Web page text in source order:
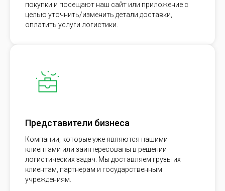
покупки и посещают наш сайт или приложение с
целью уточнить/изменить детали доставки,
оплатить услуги логистики.
Представители бизнеса
Компании, которые уже являются нашими
клиентами или заинтересованы в решении
логистических задач. Мы доставляем грузы их
клиентам, партнерам и государственным
учреждениям.